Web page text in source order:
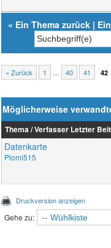
« Ein Thema zurück |
« Zurück 1 … 40 41 42
Möglicherweise
Thema / Verfasser Letzter
Datenkarte
Plomi515
Druckversion anzeigen
Gehe zu: